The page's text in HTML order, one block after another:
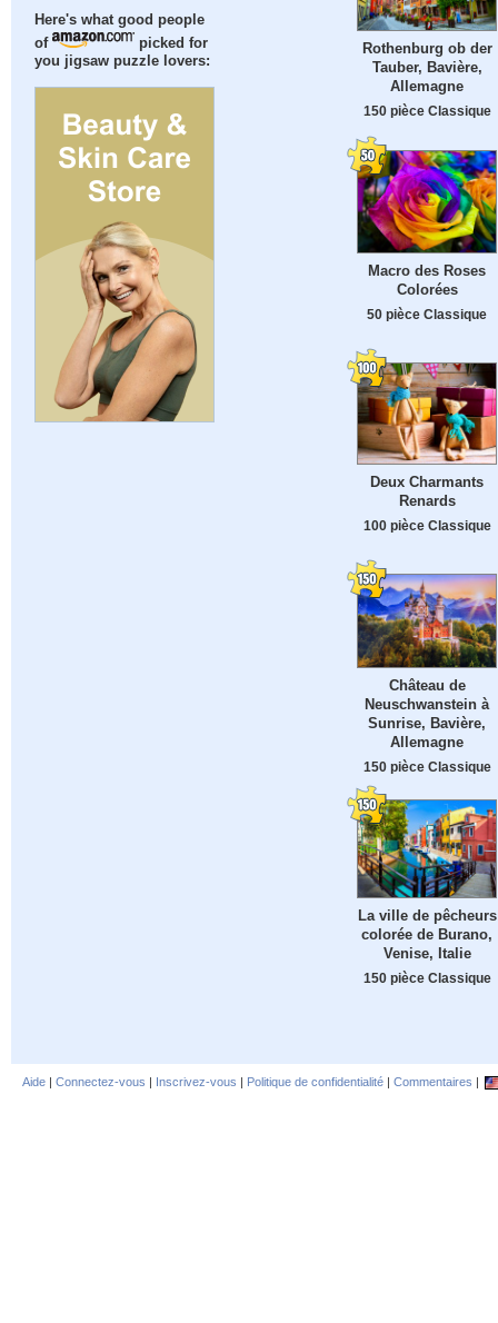
Here's what good people
of
picked for
you jigsaw puzzle lovers:
Rothenburg ob der
Tauber, Bavière,
Allemagne
150 pièce Classique
Macro des Roses
Colorées
50 pièce Classique
Deux Charmants
Renards
100 pièce Classique
Château de
Neuschwanstein à
Sunrise, Bavière,
Allemagne
150 pièce Classique
La ville de pêcheurs
colorée de Burano,
Venise, Italie
150 pièce Classique
Aide | Connectez-vous | Inscrivez-vous | Politique de confidentialité | Commentaires |